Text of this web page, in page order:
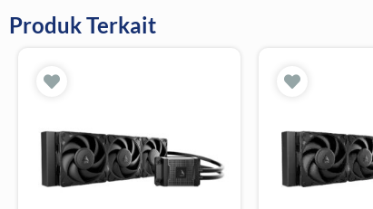
Produk Terkait